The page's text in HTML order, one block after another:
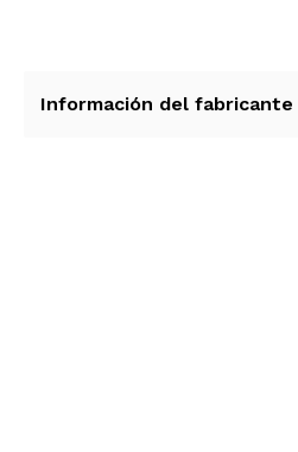
MARCO DEL SERVICIO
Información del fabricante